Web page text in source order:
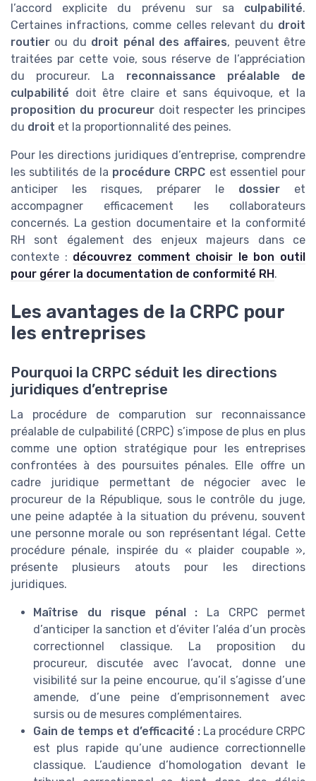
l’accord explicite du prévenu sur sa culpabilité.
Certaines infractions, comme celles relevant du droit
routier ou du droit pénal des affaires, peuvent être
traitées par cette voie, sous réserve de l’appréciation
du procureur. La reconnaissance préalable de
culpabilité doit être claire et sans équivoque, et la
proposition du procureurdoit respecter les principes
du droit et la proportionnalité des peines.
Pour les directions juridiques d’entreprise, comprendre
les subtilités de la procédure CRPC est essentiel pour
anticiper les risques, préparer le dossier et
accompagner efficacement les collaborateurs
concernés. La gestion documentaire et la conformité
RH sont également des enjeux majeurs dans ce
contexte : découvrez comment choisir le bon outil
pour gérer la documentation de conformité RH.
Les avantages de la CRPC pour
les entreprises
Pourquoi la CRPC séduit les directions
juridiques d’entreprise
La procédure de comparution sur reconnaissance
préalable de culpabilité (CRPC) s’impose de plus en plus
comme une option stratégique pour les entreprises
confrontées à des poursuites pénales. Elle offre un
cadre juridique permettant de négocier avec le
procureur de la République, sous le contrôle du juge,
une peine adaptée à la situation du prévenu, souvent
une personne morale ou son représentant légal. Cette
procédure pénale, inspirée du « plaider coupable »,
présente plusieurs atouts pour les directions
juridiques.
Maîtrise du risque pénal : La CRPC permet
d’anticiper la sanction et d’éviter l’aléa d’un procès
correctionnel classique. La proposition du
procureur, discutée avec l’avocat, donne une
visibilité sur la peine encourue, qu’il s’agisse d’une
amende, d’une peine d’emprisonnement avec
sursis ou de mesures complémentaires.
Gain de temps et d’efficacité :La procédure CRPC
est plus rapide qu’une audience correctionnelle
classique. L’audience d’homologation devant le